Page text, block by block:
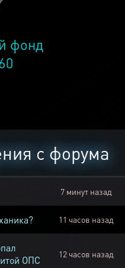
фонд
с форума
7 минут назад
11 часов назад
ОПС
12 часов назад